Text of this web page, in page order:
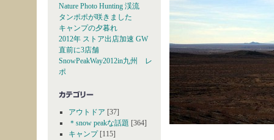
Nature Photo Hunting 渓流
タンポポが咲きました
キャンプの夕暮れ
2012年 ストア出店加速 GW
直前に3店舗
SnowPeakWay2012in九州 レ
ポ
アウトドア [37]
＊snow peakな話題 [364]
キャンプ[115]